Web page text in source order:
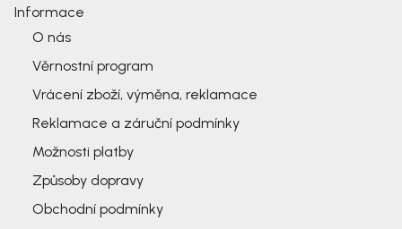
Informace
O nás
Věrnostní program
Vrácení zboží, výměna, reklamace
Reklamace a záruční podmínky
Možnosti platby
Způsoby dopravy
Obchodní podmínky